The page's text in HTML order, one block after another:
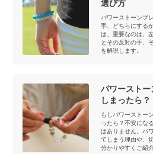
選び方
パワーストーンブ
手、どちらにする
は、重要なのは、
とその反対の手、
を解説します。
パワーストー
しまったら
もしパワーストー
ったら？不安にな
はありません。パ
てしまう理由や、
分かりやすくご紹